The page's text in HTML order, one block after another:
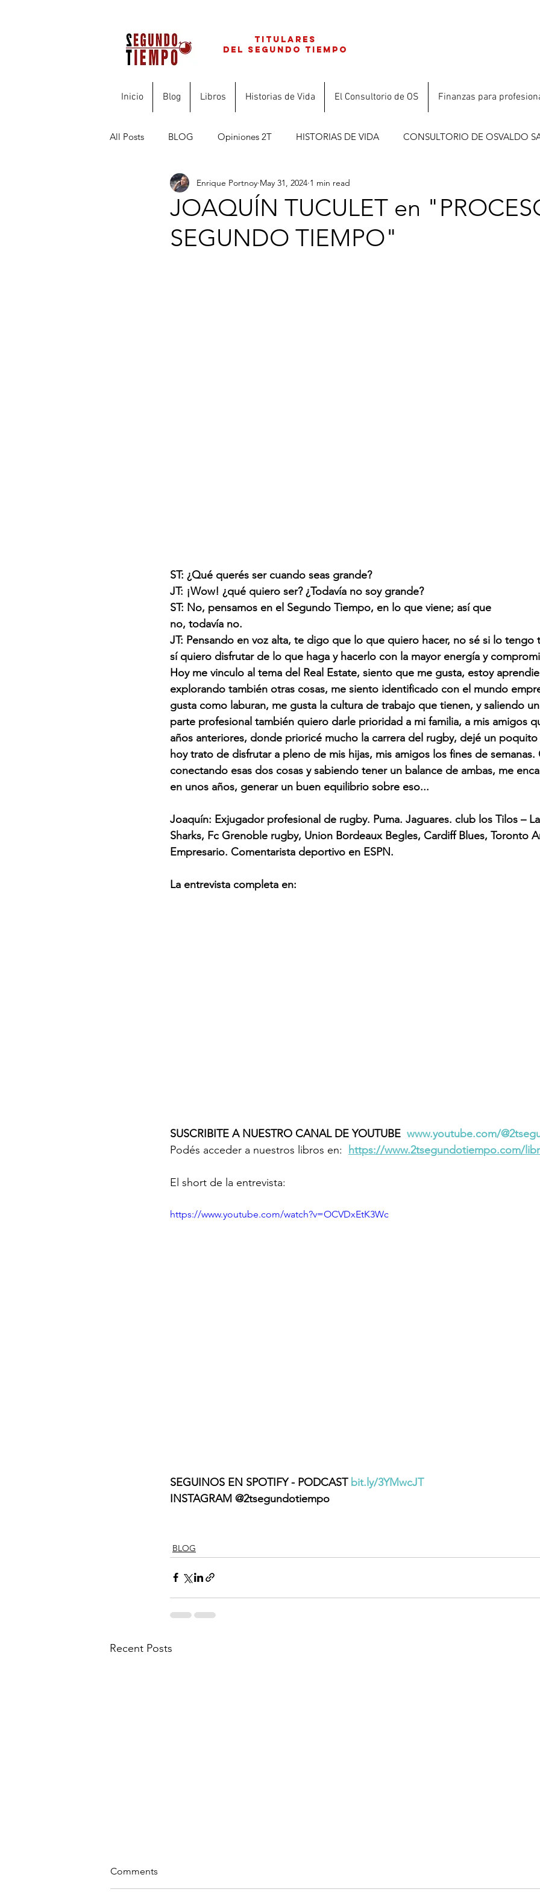
titulares
del segundo tiempo
Inicio Blog Libros Historias de Vida El Consultorio de OS Finanzas para
All Posts BLOG Opiniones 2T HISTORIAS DE VIDA CONSULTORIO DE OSVALDO
FINANZAS PARA PROFESIONALES
JOAQUÍN TUCULET en
SEGUNDO TIEMPO"
Enrique Portnoy May 31, 2024 1 min read
ST: ¿Qué querés ser cuando seas grande?
JT: ¡Wow! ¿qué quiero ser? ¿Todavía no soy grande?
ST: No, pensamos en el Segundo Tiempo, en lo que viene; así que
no, todavía no.
JT: Pensando en voz alta, te digo que lo que quiero hacer, no sé si lo tengo
sí quiero disfrutar de lo que haga y hacerlo con la mayor energía y
Hoy me vinculo al tema del Real Estate, siento que me gusta, estoy
explorando también otras cosas, me siento identificado con el mundo
gusta como laburan, me gusta la cultura de trabajo que tienen, y saliendo
parte profesional también quiero darle prioridad a mi familia, a mis amigos
años anteriores, donde prioricé mucho la carrera del rugby, dejé un
hoy trato de disfrutar a pleno de mis hijas, mis amigos los fines de semanas.
conectando esas dos cosas y sabiendo tener un balance de ambas, me
en unos años, generar un buen equilibrio sobre eso...
Joaquín: Exjugador profesional de rugby. Puma. Jaguares. club los Tilos –
Sharks, Fc Grenoble rugby, Union Bordeaux Begles, Cardiff Blues, Toronto
Empresario. Comentarista deportivo en ESPN.
La entrevista completa en:
SUSCRIBITE A NUESTRO CANAL DE YOUTUBE www.youtube.com/
Podés acceder a nuestros libros en: https://www.2tsegundotiempo.com/
El short de la entrevista:
https://www.youtube.com/watch?v=OCVDxEtK3Wc
SEGUINOS EN SPOTIFY - PODCAST bit.ly/3YMwcJT
INSTAGRAM @2tsegundotiempo
BLOG
Recent Posts
Comments